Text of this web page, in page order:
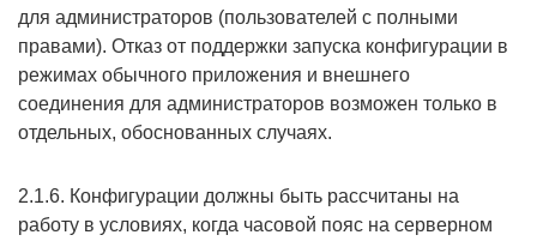
для администраторов (пользователей с полными
правами). Отказ от поддержки запуска конфигурации в
режимах обычного приложения и внешнего
соединения для администраторов возможен только в
отдельных, обоснованных случаях.
2.1.6. Конфигурации должны быть рассчитаны на
работу в условиях, когда часовой пояс на серверном